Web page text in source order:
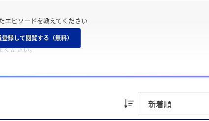
エピソードを教えてください
ください。
いことを教えてください。
録して閲覧する（無料）